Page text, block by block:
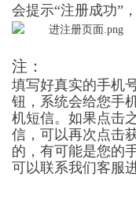
会提示“注册成功”
注：
填写好真实的手机
钮，系统会给您手
机短信。如果点击
信，可以再次点击
的，有可能是您的
可以联系我们客服